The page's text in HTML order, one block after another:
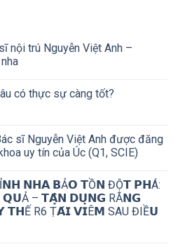
nội trú Nguyễn Việt Anh –
có thực sự càng tốt?
sĩ Nguyễn Việt Anh được đăng
uy tín của Úc (Q1, SCIE)
𝗡𝗛𝗔 𝗕Ả𝗢 𝗧Ồ𝗡 ĐỘ̣𝗧 𝗣𝗛Á:
𝗤𝗨Ả – 𝗧𝗔̣̂𝗡 𝗗𝗨̣𝗡𝗚 RĂ𝗡𝗚
R6 Ṭ𝗔́𝗜 𝗩𝗜Ê𝗠 SAU ĐIỀ𝗨